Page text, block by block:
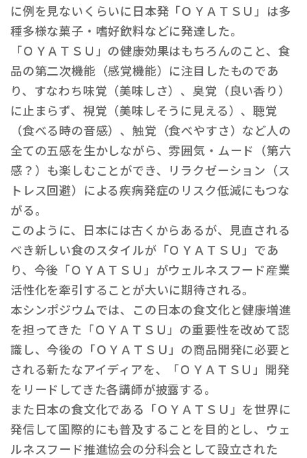
に例を見ないくらいに日本発「ＯＹＡＴＳＵ」は多
種多様な菓子・嗜好飲料などに発達した。
「ＯＹＡＴＳＵ」の健康効果はもちろんのこと、食
品の第二次機能（感覚機能）に注目したものであ
り、すなわち味覚（美味しさ）、臭覚（良い香り）
に止まらず、視覚（美味しそうに見える）、聴覚
（食べる時の音感）、触覚（食べやすさ）など人の
全ての五感を生かしながら、雰囲気・ムード（第六
感？）も楽しむことができ、リラクゼーション（ス
トレス回避）による疾病発症のリスク低減にもつな
がる。
このように、日本には古くからあるが、見直される
べき新しい食のスタイルが「ＯＹＡＴＳＵ」であ
り、今後「ＯＹＡＴＳＵ」がウェルネスフード産業
活性化を牽引することが大いに期待される。
本シンポジウムでは、この日本の食文化と健康増進
を担ってきた「ＯＹＡＴＳＵ」の重要性を改めて認
識し、今後の「ＯＹＡＴＳＵ」の商品開発に必要と
される新たなアイディアを、「ＯＹＡＴＳＵ」開発
をリードしてきた各講師が披露する。
また日本の食文化である「ＯＹＡＴＳＵ」を世界に
発信して国際的にも普及することを目的とし、ウェ
ルネスフード推進協会の分科会として設立された